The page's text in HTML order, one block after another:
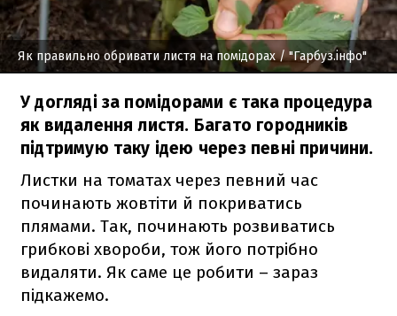
Як правильно обривати листя на помідорах/ "Гарбуз.інфо"
У догляді за помідорами є така процедура
як видалення листя. Багато городників
підтримую таку ідею через певні причини.
Листки на томатах через певний час
починають жовтіти й покриватись
плямами. Так, починають розвиватись
грибкові хвороби, тож його потрібно
видаляти. Як саме це робити – зараз
підкажемо.